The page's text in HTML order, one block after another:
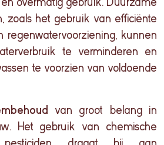
zoals het gebruik van efficiënte
regenwatervoorziening, kunnen
te verminderen en
te voorzien van voldoende
van groot belang in
Het gebruik van chemische